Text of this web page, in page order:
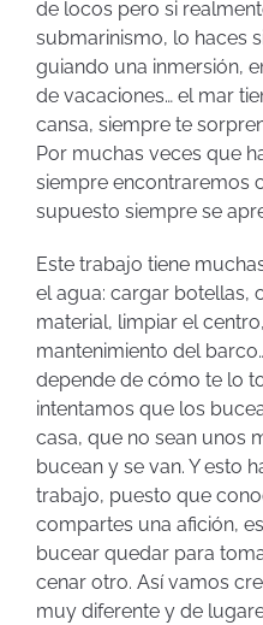
de locos pero si
submarinismo, lo haces
guiando una inmersión,
de vacaciones… el mar
cansa, siempre te
Por muchas veces que
siempre encontraremos
supuesto siempre se
Este trabajo tiene
el agua: cargar botellas,
material, limpiar el
mantenimiento del
depende de cómo te lo
intentamos que los
casa, que no sean unos
bucean y se van. Y esto
trabajo, puesto que
compartes una afición,
bucear quedar para
cenar otro. Así vamos
muy diferente y de